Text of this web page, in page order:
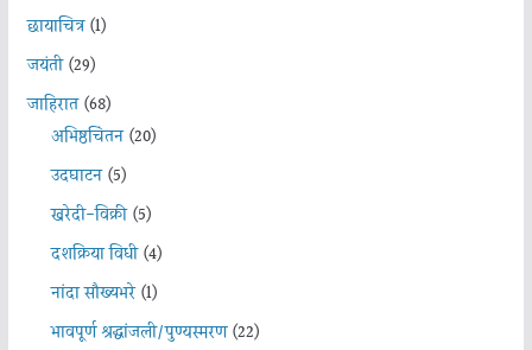
छायाचित्र(1)
जयंती(29)
जाहिरात(68)
अभिष्ठचिंतन(20)
उदघाटन(5)
खरेदी-विक्री(5)
दशक्रिया विधी(4)
नांदा सौख्यभरे(1)
भावपूर्ण श्रद्धांजली/पुण्यस्मरण(22)